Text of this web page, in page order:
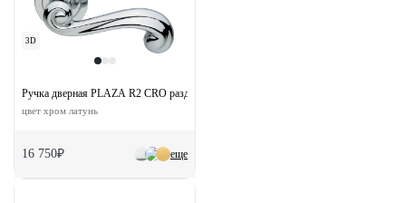
3D
еще
Ручка дверная PLAZA R2 CRO раздельная на круглой розетке
цвет хром латунь
16 750₽